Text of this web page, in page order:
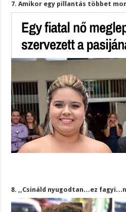
7. Amikor egy pillantás többet
8. ,,Csináld nyugodtan…ez